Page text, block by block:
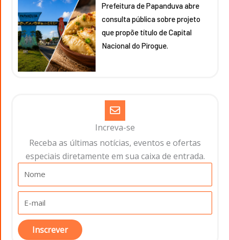
Prefeitura de Papanduva abre
consulta pública sobre projeto
que propõe título de Capital
Nacional do Pirogue.
Increva-se
Receba as últimas notícias, eventos e ofertas
especiais diretamente em sua caixa de entrada.​
Inscrever